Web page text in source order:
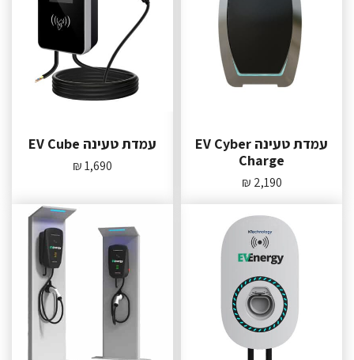
עמדת טעינה EV Cyber
Charge
2,190 ₪
עמדת טעינה EV Cube
1,690 ₪